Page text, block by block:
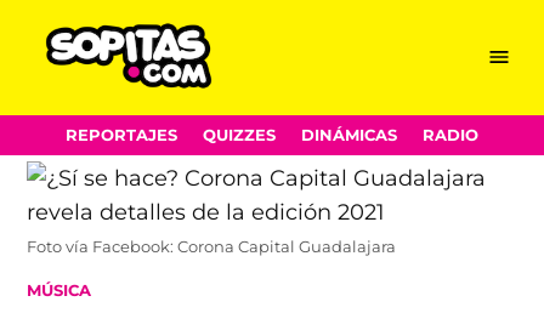
Skip
to
content
Menu
REPORTAJES QUIZZES DINÁMICAS RADIO
Foto vía Facebook: Corona Capital Guadalajara
POSTED
MÚSICA